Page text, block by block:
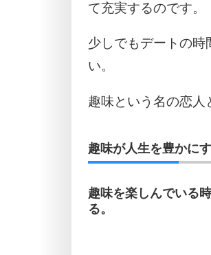
て充実するのです。
少しでもデートの時
い。
趣味という名の恋人
趣味が人生を豊かに
趣味を楽しんでいる
る。